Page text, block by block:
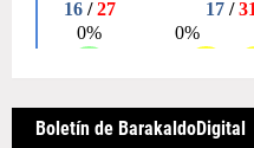
Boletín de BarakaldoDigital